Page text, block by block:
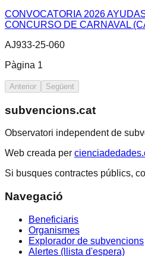
CONVOCATORIA 2026
CONCURSO DE CARNAVAL
AJ933-25-060
Pàgina 1
Anterior Següent
subvencions.cat
Observatori independent de
Web creada per
Si busques contractes públics,
Navegació
Beneficiaris
Organismes
Explorador de subvencions
Alertes (llista d'espera)